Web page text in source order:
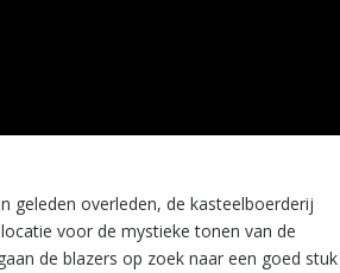
geleden overleden, de kasteelboerderij
voor de mystieke tonen van de
de blazers op zoek naar een goed stuk